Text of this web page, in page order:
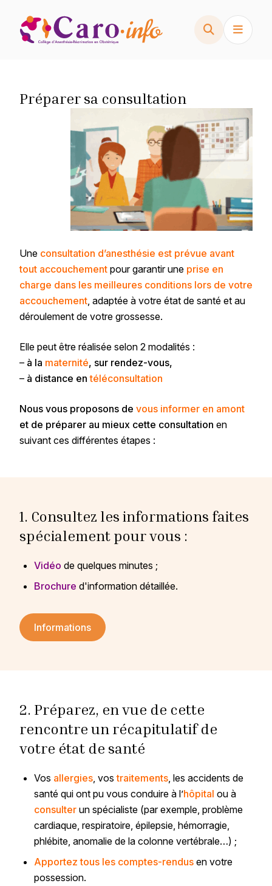
content
Préparer sa consultation
Une consultation d’anesthésie est prévue avant
tout accouchement pour garantir une prise en
charge dans les meilleures conditions lors de votre
accouchement, adaptée à votre état de santé et au
déroulement de votre grossesse.
Elle peut être réalisée selon 2 modalités :
– à la maternité, sur rendez-vous,
– à distance entéléconsultation
Nous vous proposons de vous informer en amont
et de préparer au mieux cette consultation en
suivant ces différentes étapes :
1. Consultez les informations faites
spécialement pour vous :
Vidéo de quelques minutes ;
Brochure d'information détaillée.
Informations
2. Préparez, en vue de cette
rencontre un récapitulatif de
votre état de santé
Vos allergies, vostraitements, les accidents de
santé qui ont pu vous conduire à l’hôpital ou à
consulter un spécialiste (par exemple, problème
cardiaque, respiratoire, épilepsie, hémorragie,
phlébite, anomalie de la colonne vertébrale…) ;
Apporteztous les comptes-rendus en votre
possession.